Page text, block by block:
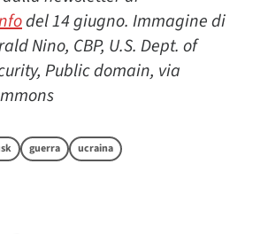
del 14 giugno. Immagine di
Nino, CBP, U.S. Dept. of
Public domain, via
guerra ucraina